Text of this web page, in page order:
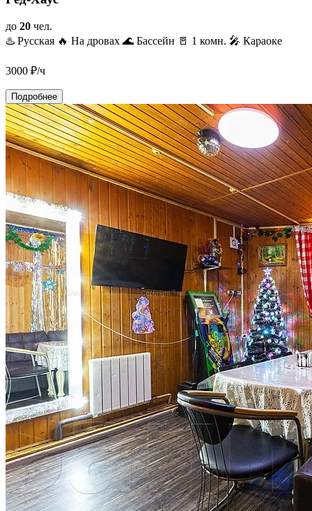
до 20 чел.
♨️ Русская 🔥 На дровах 🌊 Бассейн 🚪 1 комн. 🎤 Караоке
3000 ₽/ч
Подробнее